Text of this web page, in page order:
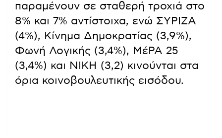
παραμένουν σε σταθερή τροχιά στο
8% και 7% αντίστοιχα, ενώ ΣΥΡΙΖΑ
(4%), Κίνημα Δημοκρατίας (3,9%),
Φωνή Λογικής (3,4%), ΜέΡΑ 25
(3,4%) και ΝΙΚΗ (3,2) κινούνται στα
όρια κοινοβουλευτικής εισόδου.